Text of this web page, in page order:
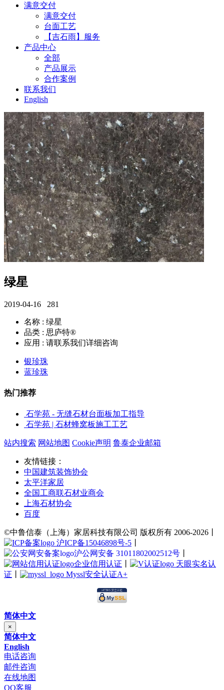
满意交付
满意交付
台面工艺
【吉石雨】服务
产品中心
全部
产品展示
合作案例
联系我们
English
绿星
2019-04-16 281
名称 : 绿星
品类 : 思庐特®
应用 : 请联系我们详细咨询
银珍珠
蓝珍珠
热门推荐
石学苑 - 无缝石材台面板加工指导
石学苑 | 石材蜂窝板施工工艺
站内搜索 网站地图 Cookie声明 鲁泰企业邮箱
友情链接：
中国建筑装饰协会
太平洋家居
全国工商联石材业商会
上海石材协会
百度
©中鲁信泰（上海）家居科技有限公司 版权所有 2006-2026丨
沪ICP备15046898号-5
沪公网安备 31011802002512号
企业信用认证
天眼实名认
证
Myssl安全认证A+
简体中文
×
简体中文
English
电话咨询
邮件咨询
在线地图
QQ客服